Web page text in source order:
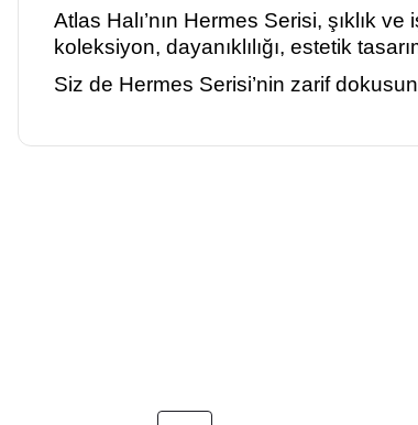
Atlas Halı’nın Hermes Serisi, şıklık
koleksiyon, dayanıklılığı, estetik
Siz de Hermes Serisi’nin zarif
Bu ürüne benzer farklı alternatifler olmalı.